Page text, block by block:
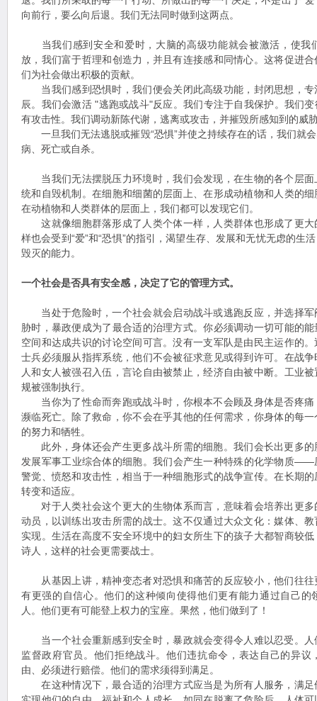
向前行，要么向后退。我们无法同时做到这两点。
当我们感到安全和爱时，大脑的高级功能就会被激活，使我
放，我们富于哲理和创造力，并且有连接感和同情心。这将促进
们为社会做出积极的贡献。
当我们感到恐惧时，我们便会关闭此高级功能，封闭思想，专
辰。我们会激活 "逃跑或战斗"反应。我们专注于自我保护。我们
有攻击性。我们调动新陈代谢，逃离或攻击，并摧毁所感知到的威
一旦我们无法逃脱或摧毁“恐惧”并使之持续存在的话，我们就
病、死亡或自杀。
当我们无法摆脱压力环境时，我们会发现，在生物的各个层面
统和自毁机制。在细胞和细菌的层面上、在形成动植物和人类的
在动植物和人类群体的层面上，我们都可以发现它们。
这就像细胞群落形成了人类个体一样，人类群体也形成了更大
样也会受到“爱”和“恐惧”的指引，渴望生存、发展和无忧无虑的生
毁灭的能力。
一个社会是否具有安全感，决定了它的管理方式。
当处于危险时，一个社会就会启动战斗或逃跑反应，并选择军
胁时，暴政便成为了最合适的治理方式。你必须调动一切可能的
空间和达成共识的讨论空间可言。没有一支军队是由民主运作的
士兵必须服从指挥系统，他们不会被征求意见或得到许可。在战
人和女人被强召入伍，言论自由被禁止，经济自由被中断。工业
规被强制执行。
当你为了性命而奔跑或战斗时，你根本不会顾及身体是否疼痛
濒临死亡。除了救命，你不会在乎其他的任何需求，你身体的每
的努力和牺牲。
此外，身体还会产生更多战斗所需的细胞。我们会长出更多的
发展军事工业综合体的细胞。我们会产生一种特殊的化学物质——
警觉、愤怒和攻击性，相当于一种细胞形式的战争宣传。在长期
转变和适应。
对于人类社会这个更大的生物体系而言，意味着会培养出更多
动员，以训练出攻击所需的战士。这不仅通过大众文化：媒体、
实现。生活在高度不安全环境中的妇女所生下的孩子大都智商较
诗人，这样的社会更需要战士。
从基因上讲，精神变态者对恐惧和痛苦的反应较小，他们往往
有更强的自信心。他们的这种倾向使得他们更有能力通过自己的
人。他们更有可能登上权力的宝座。果然，他们做到了！
当一个社会重新感到安全时，暴政就会变得令人难以忍受。人
监督政府官员。他们拒绝战斗。他们违抗命令，表达自己的异议
由、必须进行赔偿。他们的需求须得到满足。
在这种情况下，最合适的治理方式应当是为所有人服务，满足